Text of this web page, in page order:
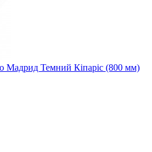
Мадрид Темний Кіпаріс (800 мм)